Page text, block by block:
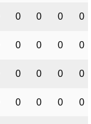
0 0 0 0
0 0 0 0
0 0 0 0
0 0 0 0